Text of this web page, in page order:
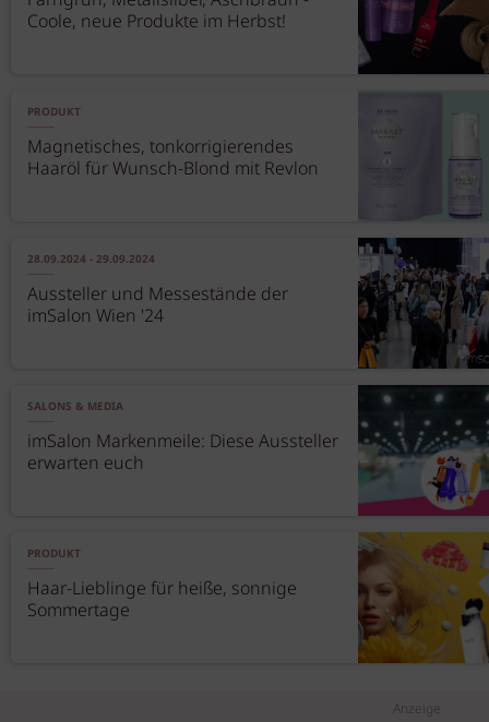
Coole, neue Produkte im Herbst!
PRODUKT
Magnetisches, tonkorrigierendes
Haaröl für Wunsch-Blond mit Revlon
28.09.2024 - 29.09.2024
Aussteller und Messestände der
imSalon Wien '24
SALONS & MEDIA
imSalon Markenmeile: Diese Aussteller
erwarten euch
PRODUKT
Haar-Lieblinge für heiße, sonnige
Sommertage
Anzeige